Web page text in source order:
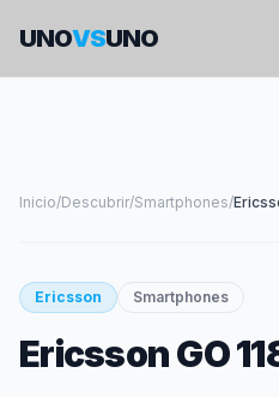
UNOVSUNO
Inicio/Descubrir/Smartphones/
smartphone
ERICSSON
Ericsson Smartphones
Ericsson GO